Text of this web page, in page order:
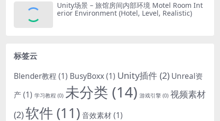
Unity场景 – 旅馆房间内部环境 Motel Room Int
erior Environment (Hotel, Level, Realistic)
标签云
Blender教程 (1) BusyBoxx(1) Unity插件 (2) Unreal资
产(1) 学习教程 (0) 未分类 (14) 游戏引擎 (0) 视频素材
(2)软件 (11)音效素材(1)